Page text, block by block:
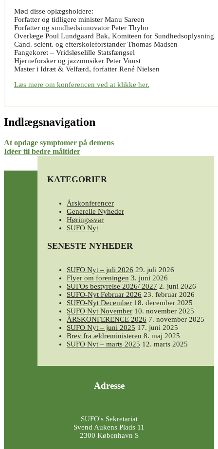
Mød disse oplægsholdere:
Forfatter og tidligere minister Manu Sareen
Forfatter og sundhedsinnovator Peter Thybo
Overlæge Poul Lundgaard Bak, Komiteen for Sundhedsoplysning
Cand. scient. og efterskoleforstander Thomas Madsen
Fangekoret – Vridsløselille Statsfængsel
Hjerneforsker og jazzmusiker Peter Vuust
Master i Idræt & Velfærd, forfatter René Nielsen
Læs mere om konferencen ved at klikke her.
Indlægsnavigation
At opdage symptomer på demens
Idéer til bedre måltider
KATEGORIER
Årskonferencer
Generelle Nyheder
Høringssvar
SUFO Nyt
SENESTE NYHEDER
SUFO Nyt – juli 2026 29. juli 2026
Flyer om foreningen 3. juni 2026
SUFOs bestyrelse 2026/ 2027 2. juni 2026
SUFO-Nyt Februar 2026 23. februar 2026
SUFO-Nyt December 18. december 2025
SUFO Nyt November 10. november 2025
ÅRSKONFERENCE 2026 7. november 2025
SUFO Nyt – juni 2025 17. juni 2025
Brev fra ældreministeren 8. maj 2025
SUFO Nyt – marts 2025 12. marts 2025
Adresse
SUFO's Sekretariat
Svend Aukens Plads 11
2300 København S